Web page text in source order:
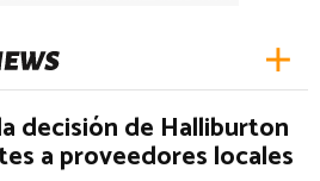
decisión de Halliburton
a proveedores locales